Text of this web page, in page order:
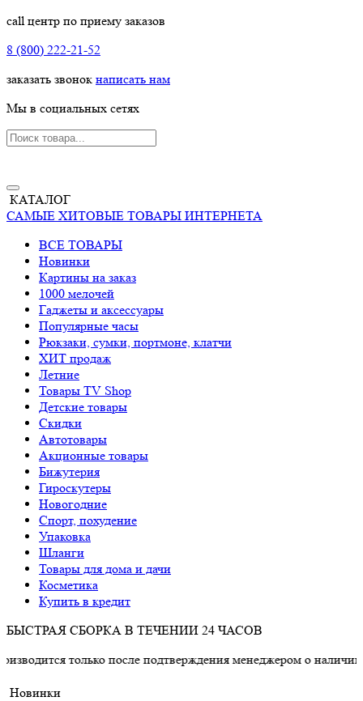
call центр по приему заказов
8 (800) 222-21-52
заказать звонок написать нам
Мы в социальных сетях
КАТАЛОГ
САМЫЕ ХИТОВЫЕ ТОВАРЫ ИНТЕРНЕТА
ВСЕ ТОВАРЫ
Новинки
Картины на заказ
1000 мелочей
Гаджеты и аксессуары
Популярные часы
Рюкзаки, сумки, портмоне, клатчи
ХИТ продаж
Летние
Товары TV Shop
Детские товары
Cкидки
Автотовары
Акционные товары
Бижутерия
Гироскутеры
Новогодние
Спорт, похудение
Упаковка
Шланги
Товары для дома и дачи
Косметика
Купить в кредит
БЫСТРАЯ СБОРКА В ТЕЧЕНИИ 24 ЧАСОВ
только после подтверждения менеджером о наличии товара.
Новинки